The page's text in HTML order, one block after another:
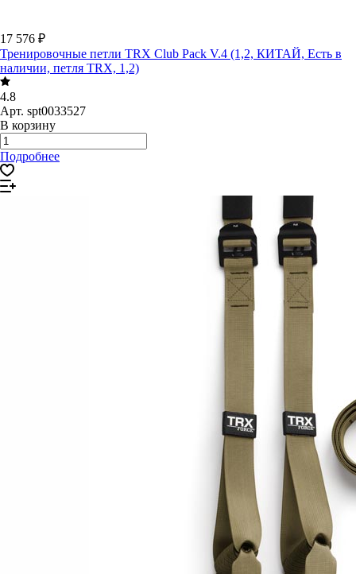
17 576 ₽
Тренировочные петли TRX Club Pack V.4 (1,2, КИТАЙ, Есть в
наличии, петля TRX, 1,2)
4.8
Арт. spt0033527
В корзину
Подробнее